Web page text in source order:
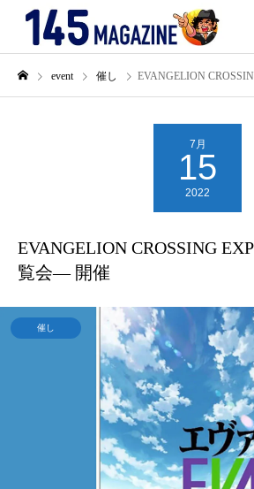
event 催し EVANGELION CROSSING
7月
15
2022
EVANGELION CROSSING
覧会― 開催
催し